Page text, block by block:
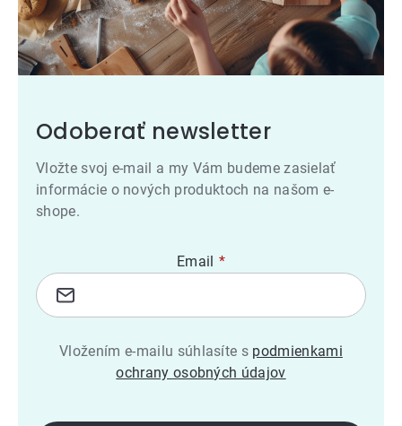
Odoberať newsletter
Vložte svoj e-mail a my Vám budeme zasielať
informácie o nových produktoch na našom e-
shope.
Email
Vložením e-mailu súhlasíte s podmienkami
ochrany osobných údajov